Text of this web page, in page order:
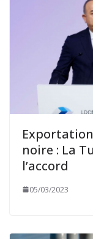
noire : La
l’accord
05/03/2023